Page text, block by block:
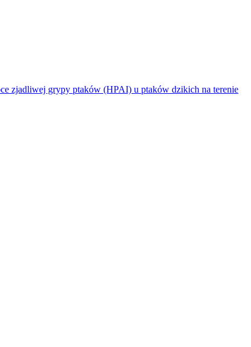
zjadliwej grypy ptaków (HPAI) u ptaków dzikich na terenie